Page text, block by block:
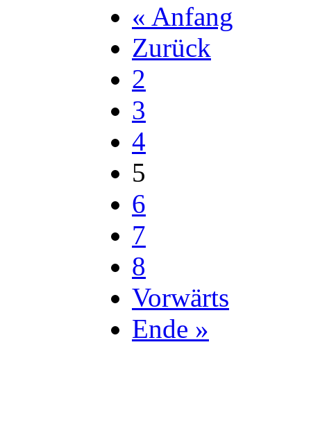
« Anfang
Zurück
2
3
4
5
6
7
8
Vorwärts
Ende »